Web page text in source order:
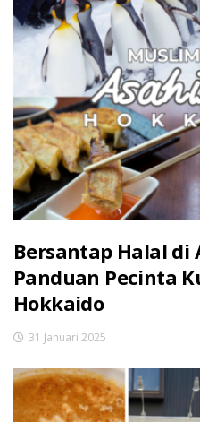
Bersantap Halal di
Panduan Pecinta
Hokkaido
31 Januari 2025